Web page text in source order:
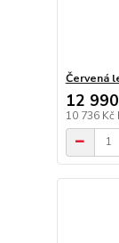
Červená
12
10 736 Kč